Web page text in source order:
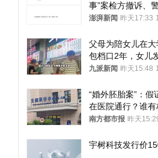
事”案检方撤诉、
案，两被告人获国
澎湃新闻 昨天17:33
父母为陪女儿在大
包档口2年，女儿
衷是为了陪伴，毕
九派新闻 昨天15:48
“婚外胚胎案”：假
在医院通行？谁有
胎？
南方都市报 昨天
宇树科技发行价